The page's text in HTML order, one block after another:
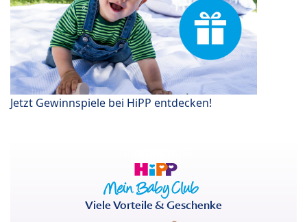
Jetzt Gewinnspiele bei HiPP entdecken!
Viele Vorteile & Geschenke